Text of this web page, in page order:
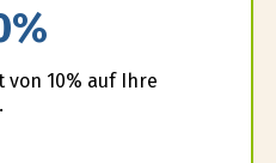
von 10% auf Ihre